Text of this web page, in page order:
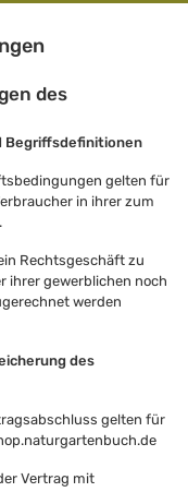
des
Begriffsdefinitionen
gelten für
in ihrer zum
Rechtsgeschäft zu
ihrer gewerblichen noch
werden
des
gelten für
Vertrag mit